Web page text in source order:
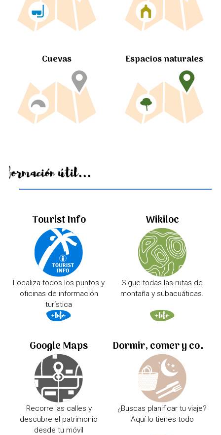
Cuevas Espacios naturales
Información útil...
Tourist Info
Localiza todos los puntos y
oficinas de información
turística
Wikiloc
Sigue todas las rutas de
montaña y subacuáticas.
Google Maps
Recorre las calles y
descubre el patrimonio
desde tu móvil
Dormir, comer y comprar
¿Buscas planificar tu viaje?
Aquí lo tienes todo